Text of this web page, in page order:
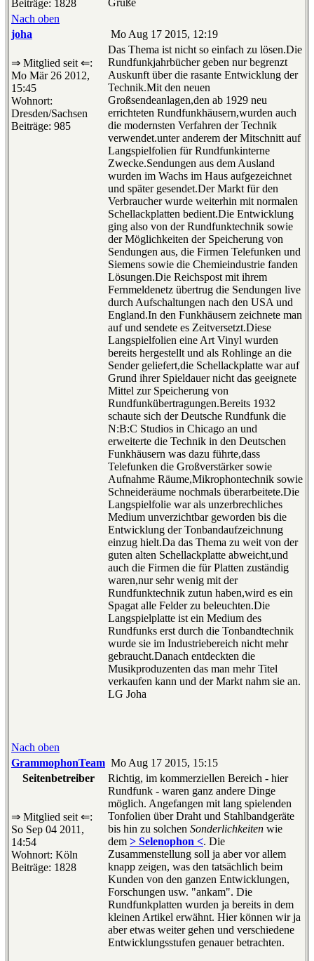
Beiträge: 1828
Grüße
Nach oben
joha
Mo Aug 17 2015, 12:19
⇒ Mitglied seit ⇐:
Mo Mär 26 2012,
15:45
Wohnort:
Dresden/Sachsen
Beiträge: 985
Das Thema ist nicht so einfach zu lösen.Die
Rundfunkjahrbücher geben nur begrenzt
Auskunft über die rasante Entwicklung der
Technik.Mit den neuen
Großsendeanlagen,den ab 1929 neu
errichteten Rundfunkhäusern,wurden auch
die modernsten Verfahren der Technik
verwendet.unter anderem der Mitschnitt auf
Langspielfolien für Rundfunkinterne
Zwecke.Sendungen aus dem Ausland
wurden im Wachs im Haus aufgezeichnet
und später gesendet.Der Markt für den
Verbraucher wurde weiterhin mit normalen
Schellackplatten bedient.Die Entwicklung
ging also von der Rundfunktechnik sowie
der Möglichkeiten der Speicherung von
Sendungen aus, die Firmen Telefunken und
Siemens sowie die Chemieindustrie fanden
Lösungen.Die Reichspost mit ihrem
Fernmeldenetz übertrug die Sendungen live
durch Aufschaltungen nach den USA und
England.In den Funkhäusern zeichnete man
auf und sendete es Zeitversetzt.Diese
Langspielfolien eine Art Vinyl wurden
bereits hergestellt und als Rohlinge an die
Sender geliefert,die Schellackplatte war auf
Grund ihrer Spieldauer nicht das geeignete
Mittel zur Speicherung von
Rundfunkübertragungen.Bereits 1932
schaute sich der Deutsche Rundfunk die
N:B:C Studios in Chicago an und
erweiterte die Technik in den Deutschen
Funkhäusern was dazu führte,dass
Telefunken die Großverstärker sowie
Aufnahme Räume,Mikrophontechnik sowie
Schneideräume nochmals überarbeitete.Die
Langspielfolie war als unzerbrechliches
Medium unverzichtbar geworden bis die
Entwicklung der Tonbandaufzeichnung
einzug hielt.Da das Thema zu weit von der
guten alten Schellackplatte abweicht,und
auch die Firmen die für Platten zuständig
waren,nur sehr wenig mit der
Rundfunktechnik zutun haben,wird es ein
Spagat alle Felder zu beleuchten.Die
Langspielplatte ist ein Medium des
Rundfunks erst durch die Tonbandtechnik
wurde sie im Industriebereich nicht mehr
gebraucht.Danach entdeckten die
Musikproduzenten das man mehr Titel
verkaufen kann und der Markt nahm sie an.
LG Joha
Nach oben
GrammophonTeam Mo Aug 17 2015, 15:15
Seitenbetreiber
⇒ Mitglied seit ⇐:
So Sep 04 2011,
14:54
Wohnort: Köln
Beiträge: 1828
Richtig, im kommerziellen Bereich - hier
Rundfunk - waren ganz andere Dinge
möglich. Angefangen mit lang spielenden
Tonfolien über Draht und Stahlbandgeräte
bis hin zu solchen Sonderlichkeiten wie
dem > Selenophon <. Die
Zusammenstellung soll ja aber vor allem
knapp zeigen, was den tatsächlich beim
Kunden von den ganzen Entwicklungen,
Forschungen usw. "ankam". Die
Rundfunkplatten wurden ja bereits in dem
kleinen Artikel erwähnt. Hier können wir ja
aber etwas weiter gehen und verschiedene
Entwicklungsstufen genauer betrachten.